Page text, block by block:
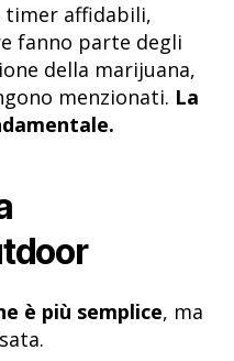
timer affidabili,
fanno parte degli
della marijuana,
menzionati. La
è più semplice, ma